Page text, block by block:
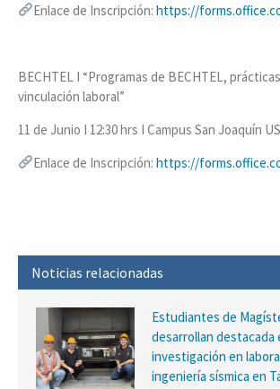
Enlace de Inscripción:https://
BECHTEL I “Programas de BECHTEL,
vinculación laboral”
11 de Junio I 12:30 hrs I Campus San Joaquín
Enlace de Inscripción:https://
Noticias relacionadas
Estudiantes de
desarrollan destacada
investigación en
ingeniería sísmica en